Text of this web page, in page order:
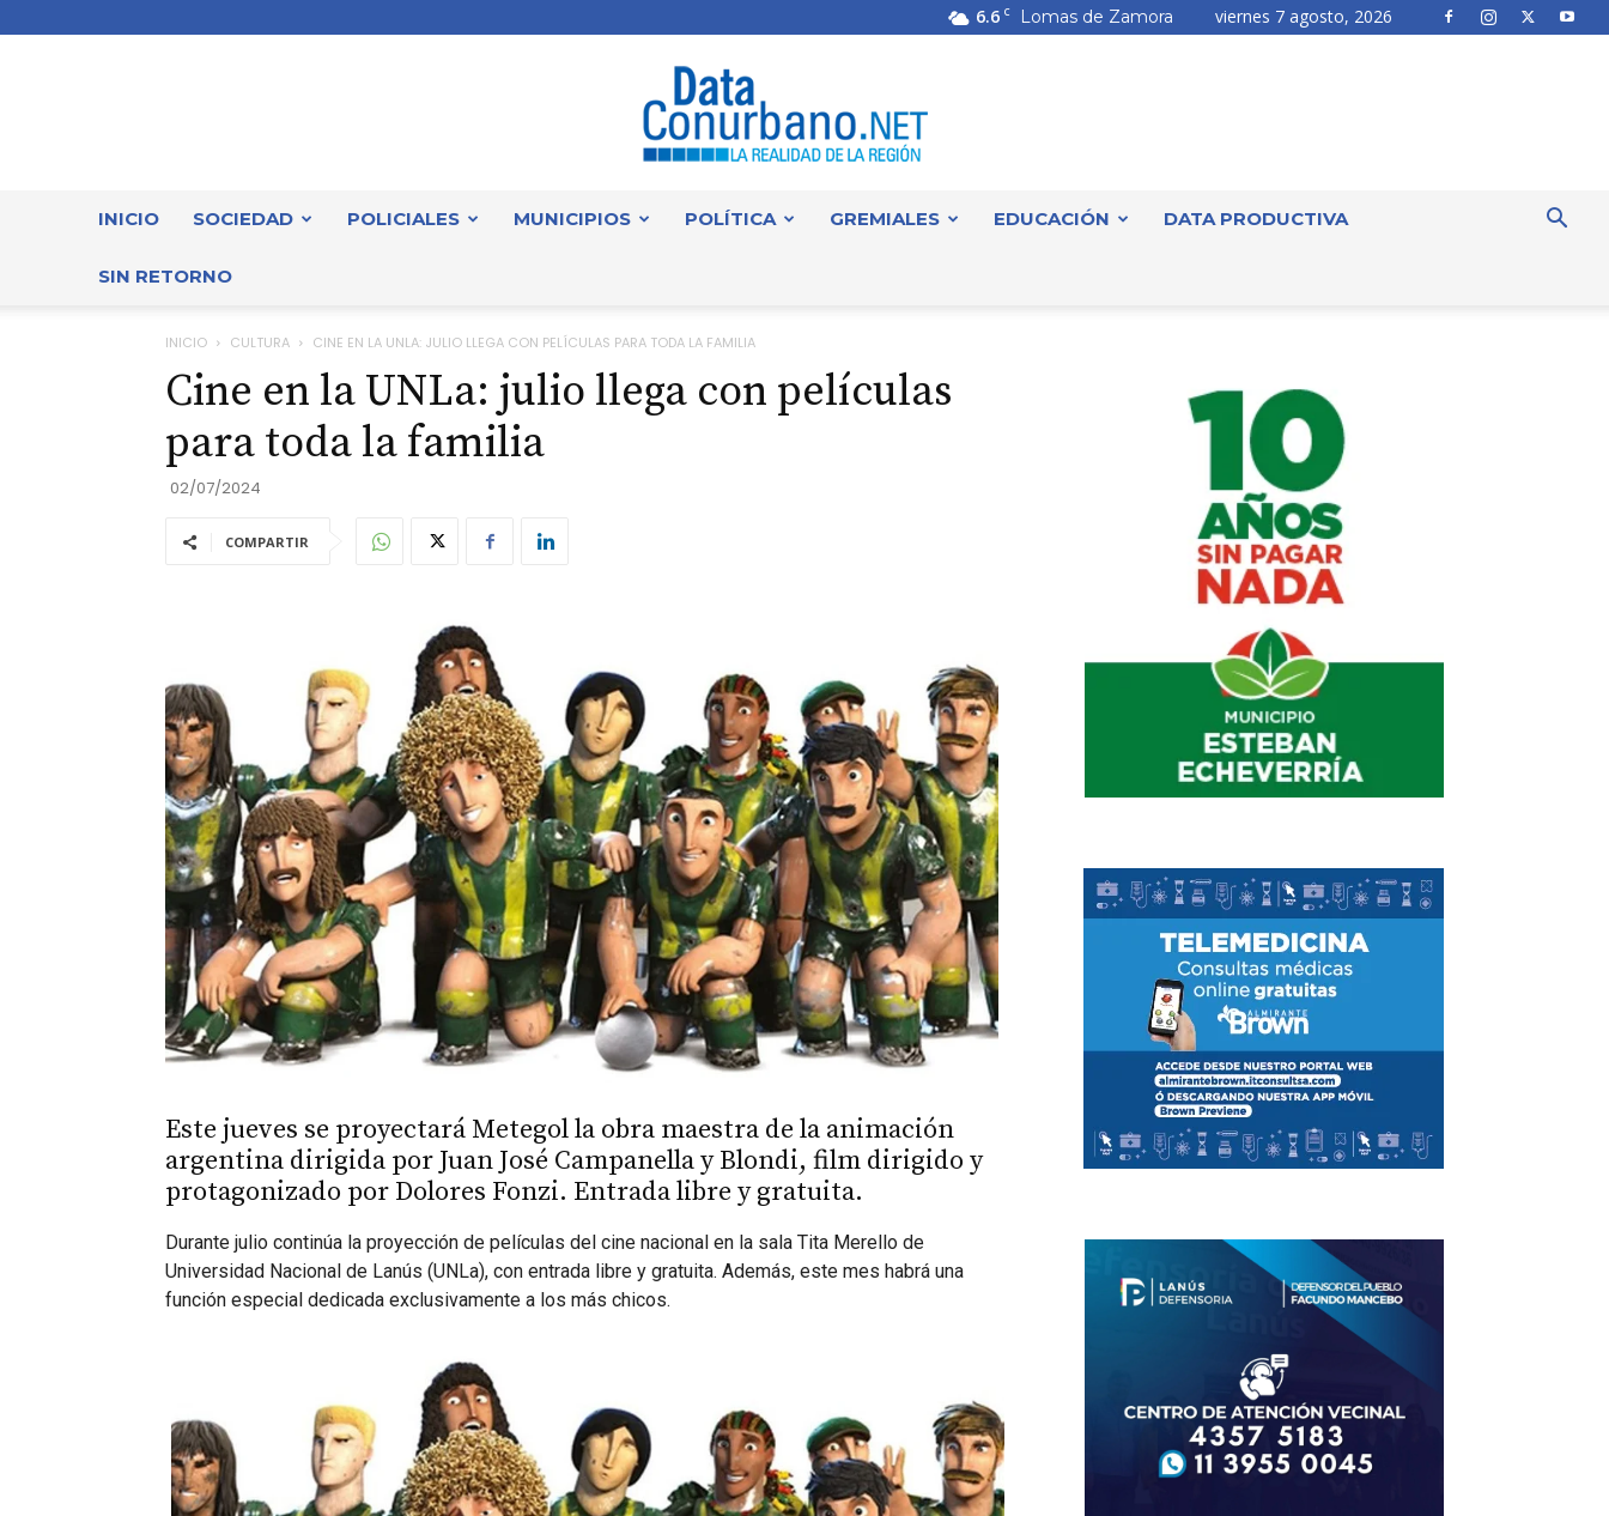
6.6 C Lomas de Zamora viernes 7 agosto, 2026
INICIO SOCIEDAD POLICIALES MUNICIPIOS POLÍTICA GREMIALES EDUCACIÓN DATA PRODUCTIVA
SIN RETORNO
INICIO CULTURA CINE EN LA UNLA: JULIO LLEGA CON PELÍCULAS PARA TODA LA FAMILIA
Cine en la UNLa: julio llega con películas
para toda la familia
02/07/2024
COMPARTIR
Este jueves se proyectará Metegol la obra maestra de la animación
argentina dirigida por Juan José Campanella y Blondi, film dirigido y
protagonizado por Dolores Fonzi. Entrada libre y gratuita.
Durante julio continúa la proyección de películas del cine nacional en la sala Tita Merello de
Universidad Nacional de Lanús (UNLa), con entrada libre y gratuita. Además, este mes habrá una
función especial dedicada exclusivamente a los más chicos.